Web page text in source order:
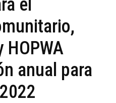
el
HOPWA
anual para